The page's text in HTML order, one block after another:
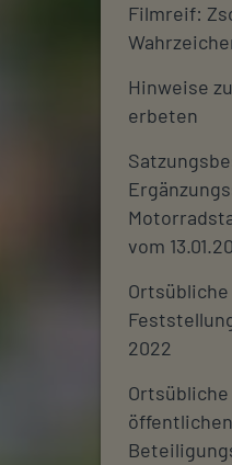
Filmreif:
Hinweise
erbeten
vom
2022